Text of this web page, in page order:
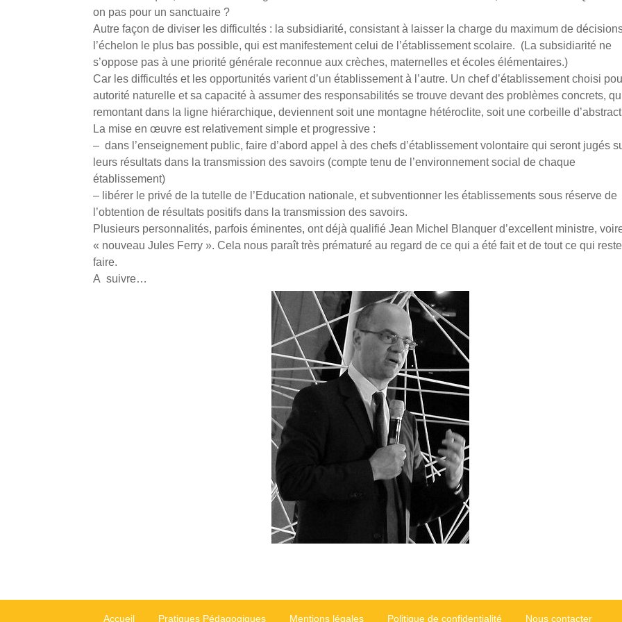
on pas pour un sanctuaire ?
Autre façon de diviser les difficultés : la subsidiarité, consistant à laisser la charge du maximum de
l’échelon le plus bas possible, qui est manifestement celui de l’établissement scolaire. (La subsidiarité ne
s’oppose pas à une priorité générale reconnue aux crèches, maternelles et écoles élémentaires.)
Car les difficultés et les opportunités varient d’un établissement à l’autre. Un chef d’établissement choisi
autorité naturelle et sa capacité à assumer des responsabilités se trouve devant des problèmes concrets,
remontant dans la ligne hiérarchique, deviennent soit une montagne hétéroclite, soit une corbeille
La mise en œuvre est relativement simple et progressive :
– dans l’enseignement public, faire d’abord appel à des chefs d’établissement volontaire qui seront jugés
leurs résultats dans la transmission des savoirs (compte tenu de l’environnement social de chaque
établissement)
– libérer le privé de la tutelle de l’Education nationale, et subventionner les établissements sous réserve de
l’obtention de résultats positifs dans la transmission des savoirs.
Plusieurs personnalités, parfois éminentes, ont déjà qualifié Jean Michel Blanquer d’excellent ministre,
« nouveau Jules Ferry ». Cela nous paraît très prématuré au regard de ce qui a été fait et de tout ce qui
faire.
A suivre…
Accueil Pratiques Pédagogiques Mentions légales Politique de confidentialité Nous contacter